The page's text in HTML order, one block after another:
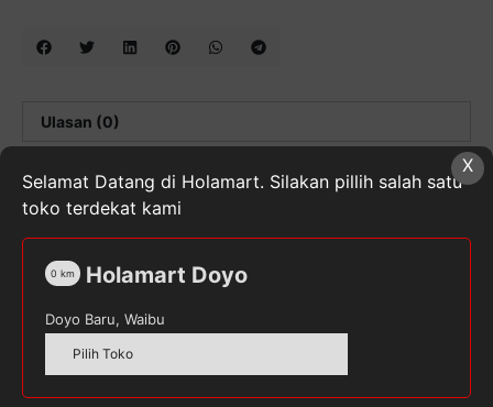
Ulasan (0)
Ulasan
Belum ada ulasan.
Jadilah yang pertama memberikan ulasan “TROY
Alamat email Anda tidak akan dipublikasikan.
yang wajib ditandai
Your rating
X
Selamat Datang di Holamart. Silakan pillih salah satu
toko terdekat kami
Holamart Doyo
0 km
Doyo Baru, Waibu
Pilih Toko